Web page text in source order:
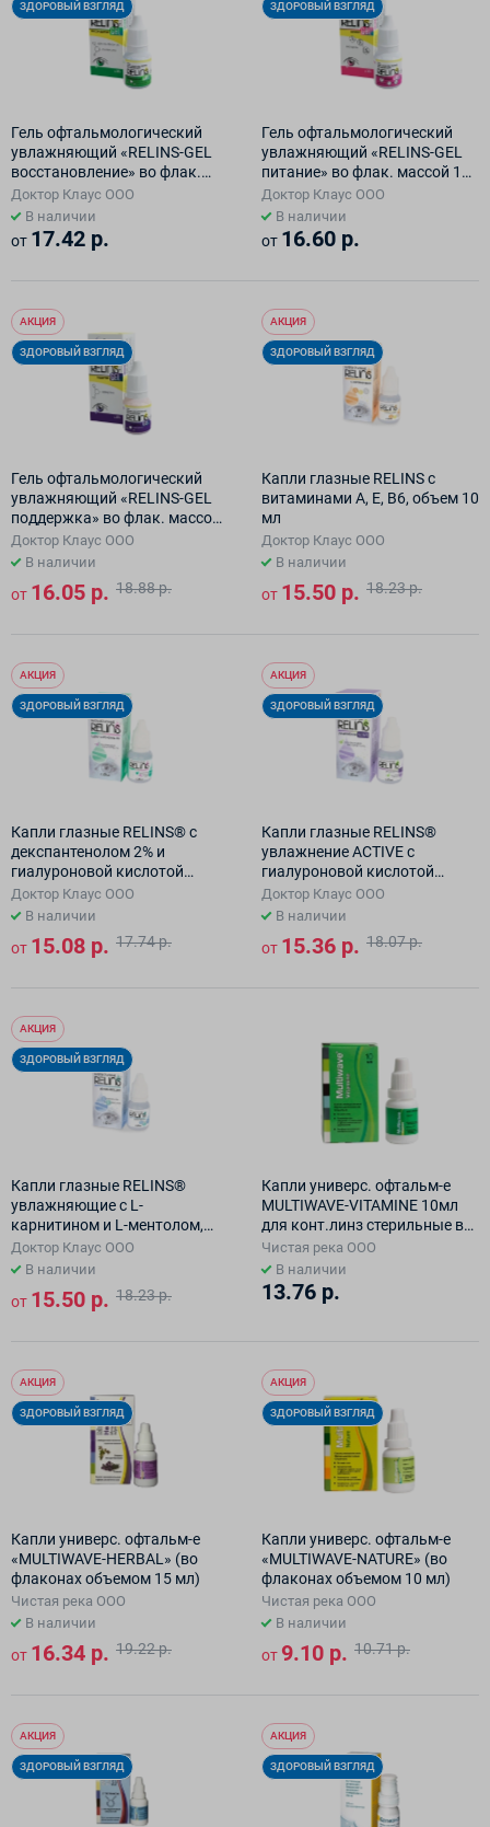
ЗДОРОВЫЙ ВЗГЛЯД
Гель офтальмологический
увлажняющий «RELINS-GEL
восстановление» во флак.
массой 10 г.
Доктор Клаус ООО
В наличии
от 17.42 р.
ЗДОРОВЫЙ ВЗГЛЯД
Гель офтальмологический
увлажняющий «RELINS-GEL
питание» во флак. массой 10
г.
Доктор Клаус ООО
В наличии
от 16.60 р.
АКЦИЯ
ЗДОРОВЫЙ ВЗГЛЯД
Гель офтальмологический
увлажняющий «RELINS-GEL
поддержка» во флак. массой
10 г.
Доктор Клаус ООО
В наличии
от 16.05 р. 18.88 р.
АКЦИЯ
ЗДОРОВЫЙ ВЗГЛЯД
Капли глазные RELINS с
витаминами A, E, B6, объем 10
мл
Доктор Клаус ООО
В наличии
от 15.50 р. 18.23 р.
АКЦИЯ
ЗДОРОВЫЙ ВЗГЛЯД
Капли глазные RELINS® с
декспантенолом 2% и
гиалуроновой кислотой
0,15%, объем 10 мл
Доктор Клаус ООО
В наличии
от 15.08 р. 17.74 р.
АКЦИЯ
ЗДОРОВЫЙ ВЗГЛЯД
Капли глазные RELINS®
увлажнение ACTIVE с
гиалуроновой кислотой
0.41%, объем 10 мл
Доктор Клаус ООО
В наличии
от 15.36 р. 18.07 р.
АКЦИЯ
ЗДОРОВЫЙ ВЗГЛЯД
Капли глазные RELINS®
увлажняющие с L-
карнитином и L-ментолом,
объем 10 мл
Доктор Клаус ООО
В наличии
от 15.50 р. 18.23 р.
Капли универс. офтальм-е
MULTIWAVE-VITAMINE 10мл
для конт.линз стерильные во
флаконе вмест-ю 10мл
Чистая река ООО
В наличии
13.76 р.
АКЦИЯ
ЗДОРОВЫЙ ВЗГЛЯД
Капли универс. офтальм-е
«MULTIWAVE-HERBAL» (во
флаконах объемом 15 мл)
Чистая река ООО
В наличии
от 16.34 р. 19.22 р.
АКЦИЯ
ЗДОРОВЫЙ ВЗГЛЯД
Капли универс. офтальм-е
«MULTIWAVE-NATURE» (во
флаконах объемом 10 мл)
Чистая река ООО
В наличии
от 9.10 р. 10.71 р.
АКЦИЯ
ЗДОРОВЫЙ ВЗГЛЯД
АКЦИЯ
ЗДОРОВЫЙ ВЗГЛЯД